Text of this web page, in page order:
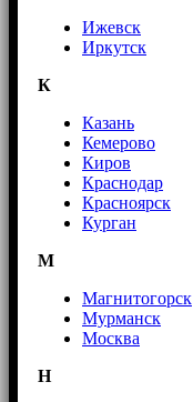
Ижевск
Иркутск
К
Казань
Кемерово
Киров
Краснодар
Красноярск
Курган
М
Магнитогорск
Мурманск
Москва
Н